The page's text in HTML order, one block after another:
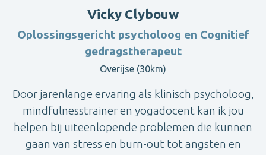
Vicky Clybouw
Oplossingsgericht psycholoog en Cognitief
gedragstherapeut
Overijse (30km)
Door jarenlange ervaring als klinisch psycholoog,
mindfulnesstrainer en yogadocent kan ik jou
helpen bij uiteenlopende problemen die kunnen
gaan van stress en burn-out tot angsten en